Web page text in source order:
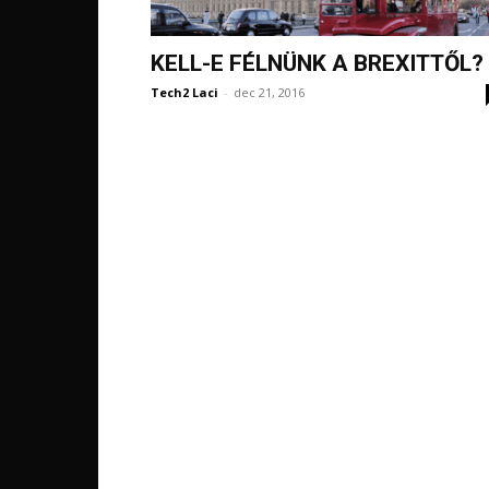
KELL-E FÉLNÜNK A BREXITTŐL?
Tech2 Laci - dec 21, 2016